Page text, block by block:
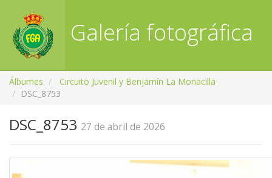
Galería fotográfica
RFGA
Álbumes
Circuito Juvenil y Benjamín La Monacilla
DSC_8753
DSC_8753 27 de abril de 2026